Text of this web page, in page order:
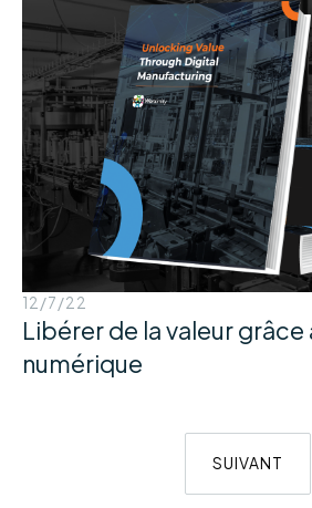
12/7/22
Libérer de la valeur
numérique
SUIVANT